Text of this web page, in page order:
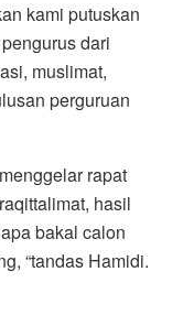
kami putuskan
dari
muslimat,
perguruan
rapat
hasil
bakal calon
“tandas Hamidi.